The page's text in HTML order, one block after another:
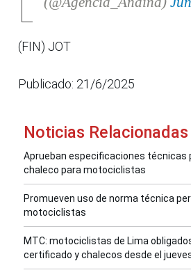
(FIN) JOT
Publicado: 21/6/2025
Noticias Relacionadas
Aprueban especificaciones técnicas
chaleco para motociclistas
Promueven uso de norma técnica
motociclistas
MTC: motociclistas de Lima
certificado y chalecos desde el